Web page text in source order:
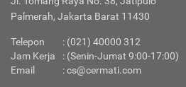
Palmerah, Jakarta Barat 11430
Telepon : (021) 40000 312
Jam Kerja
: (Senin-Jumat 9:00-17:00)
Email
:cs@cermati.com